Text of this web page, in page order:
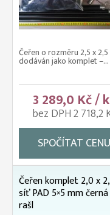
Čeřen o rozměru 2,5 x
dodáván jako komplet –...
3 289,0 Kč /
bez DPH 2 718,2
SPOČÍTAT CENU
Čeřen komplet 2,0 x
síť PAD 5×5 mm
rašl